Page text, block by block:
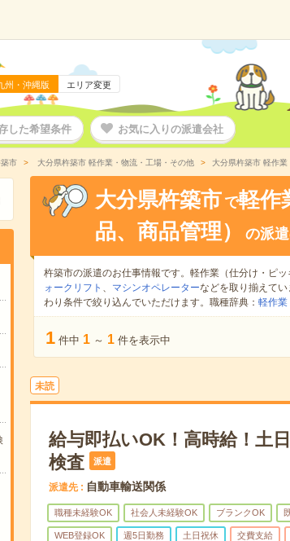
州・沖縄版 エリア変更
した希望条件 お気に入りの派遣会社
市 大分県杵築市 軽作業・物流・工場・その他 大分県杵築市 軽作
大分県杵築市 で軽作
品、商品管理）
の派
杵築市の派遣のお仕事情報です。軽作業（仕分け・ピ
ォークリフト 、 マシンオペレーターなどを取り揃えてい
わり条件で絞り込んでいただけます。職種辞典： 軽作業
1 件中 1 ～ 1 件を表示中
未読
給与即払いOK！高時給！土
検査
派遣
派遣先 自動車輸送関係
職種未経験OK 社会人未経験OK ブランクOK
WEB登録OK 週5日勤務 土日祝休 交費支給